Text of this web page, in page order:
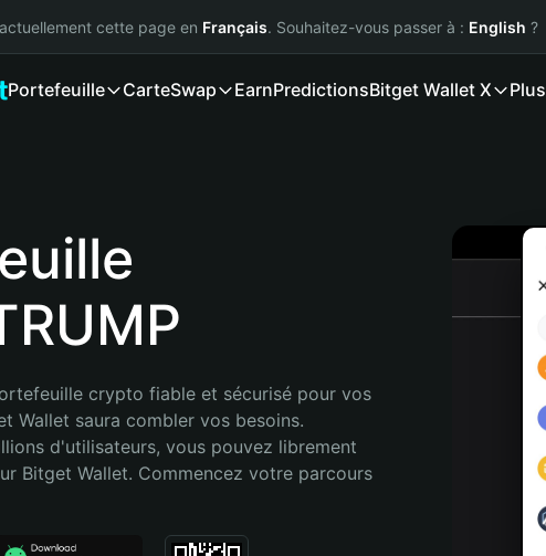
cette page en Français. Souhaitez-vous passer à : English ?
Portefeuille CarteSwap EarnPredictionsBitget Wallet X Plus
crypto fiable et sécurisé pour vos
Wallet saura combler vos besoins.
d'utilisateurs, vous pouvez librement
Bitget Wallet. Commencez votre parcours